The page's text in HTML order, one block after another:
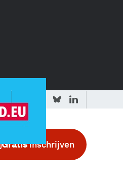
Gratisinschrijven